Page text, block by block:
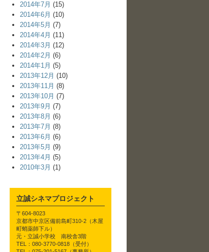
2014年7月 (15)
2014年6月 (10)
2014年5月 (7)
2014年4月 (11)
2014年3月 (12)
2014年2月 (6)
2014年1月 (5)
2013年12月 (10)
2013年11月 (8)
2013年10月 (7)
2013年9月 (7)
2013年8月 (6)
2013年7月 (8)
2013年6月 (6)
2013年5月 (9)
2013年4月 (5)
2010年3月 (1)
立誠シネマプロジェクト
〒604-8023
京都市中京区備前島町310-2（木屋
町蛸薬師下ル）
元・立誠小学校 南校舎3階
TEL：080-3770-0818（受付）